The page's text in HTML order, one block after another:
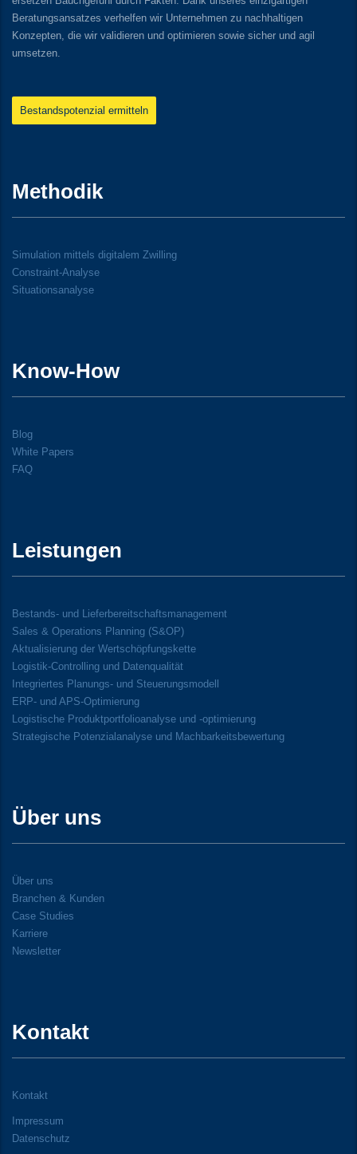
Beratungsansatzes verhelfen wir Unternehmen zu nachhaltigen
Konzepten, die wir validieren und optimieren sowie sicher und agil
umsetzen.
Bestandspotenzial ermitteln
Methodik
Simulation mittels digitalem Zwilling
Constraint-Analyse
Situationsanalyse
Know-How
Blog
White Papers
FAQ
Leistungen
Bestands- und Lieferbereitschaftsmanagement
Sales & Operations Planning (S&OP)
Aktualisierung der Wertschöpfungskette
Logistik-Controlling und Datenqualität
Integriertes Planungs- und Steuerungsmodell
ERP- und APS-Optimierung
Logistische Produktportfolioanalyse und -optimierung
Strategische Potenzialanalyse und Machbarkeitsbewertung
Über uns
Über uns
Branchen & Kunden
Case Studies
Karriere
Newsletter
Kontakt
Kontakt
Impressum
Datenschutz